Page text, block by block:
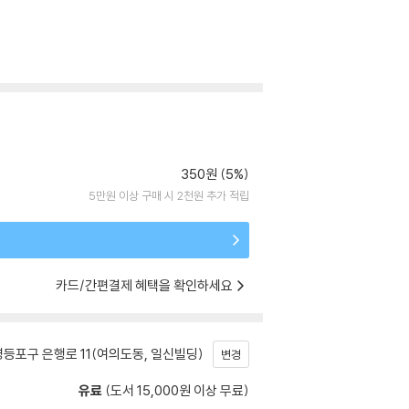
350원 (5%)
5만원 이상 구매 시 2천원 추가 적립
카드/간편결제 혜택을 확인하세요
포구 은행로 11(여의도동, 일신빌딩) 변경
유료 (도서 15,000원 이상 무료)